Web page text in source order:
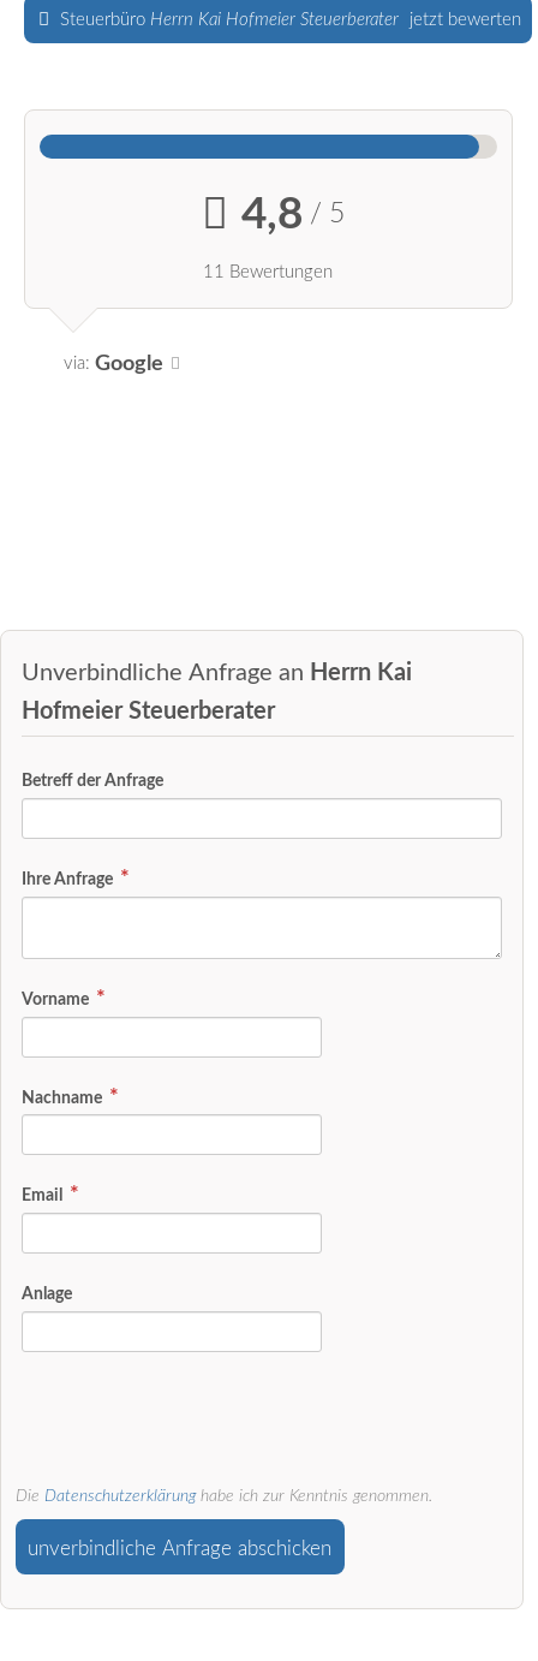
Steuerbüro Herrn Kai Hofmeier Steuerberater jetzt bewerten
4,8 / 5
11 Bewertungen
via: Google
Unverbindliche Anfrage an Herrn Kai
Hofmeier Steuerberater
Betreff der Anfrage
Ihre Anfrage
Vorname
Nachname
Email
Anlage
Die Datenschutzerklärunghabe ich zur Kenntnis genommen.
unverbindliche Anfrage abschicken